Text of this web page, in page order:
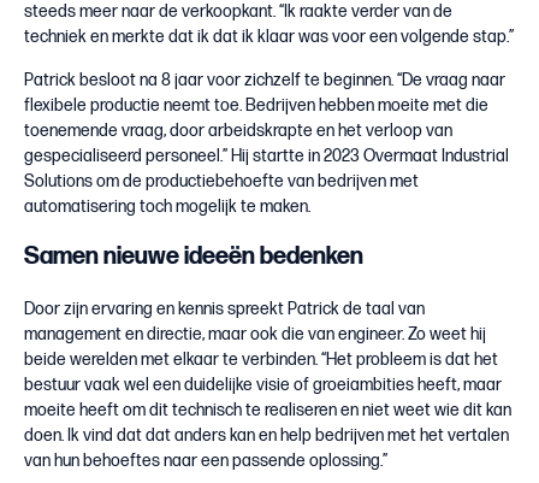
steeds meer naar de verkoopkant. “Ik raakte verder van de
techniek en merkte dat ik dat ik klaar was voor een volgende stap.”
Patrick besloot na 8 jaar voor zichzelf te beginnen. “De vraag naar
flexibele productie neemt toe. Bedrijven hebben moeite met die
toenemende vraag, door arbeidskrapte en het verloop van
gespecialiseerd personeel.” Hij startte in 2023 Overmaat Industrial
Solutions om de productiebehoefte van bedrijven met
automatisering toch mogelijk te maken.
Samen nieuwe ideeën bedenken
Door zijn ervaring en kennis spreekt Patrick de taal van
management en directie, maar ook die van engineer. Zo weet hij
beide werelden met elkaar te verbinden. “Het probleem is dat het
bestuur vaak wel een duidelijke visie of groeiambities heeft, maar
moeite heeft om dit technisch te realiseren en niet weet wie dit kan
doen. Ik vind dat dat anders kan en help bedrijven met het vertalen
van hun behoeftes naar een passende oplossing.”